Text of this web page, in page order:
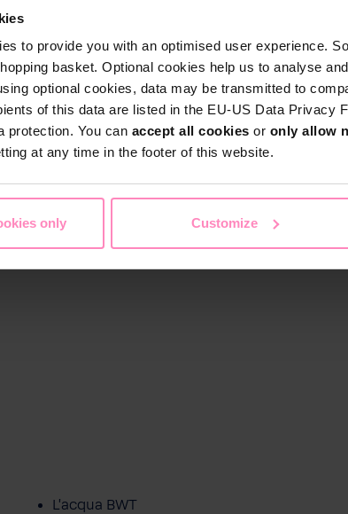
to provide you with an optimised user experience.
basket. Optional cookies help us to analyse
optional cookies, data may be transmitted to
of this data are listed in the EU-US Data Privacy
protection. You can accept all cookies or only allow
at any time in the footer of this website.
only Customize
L'acqua BWT